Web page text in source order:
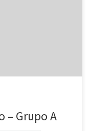
– Grupo A